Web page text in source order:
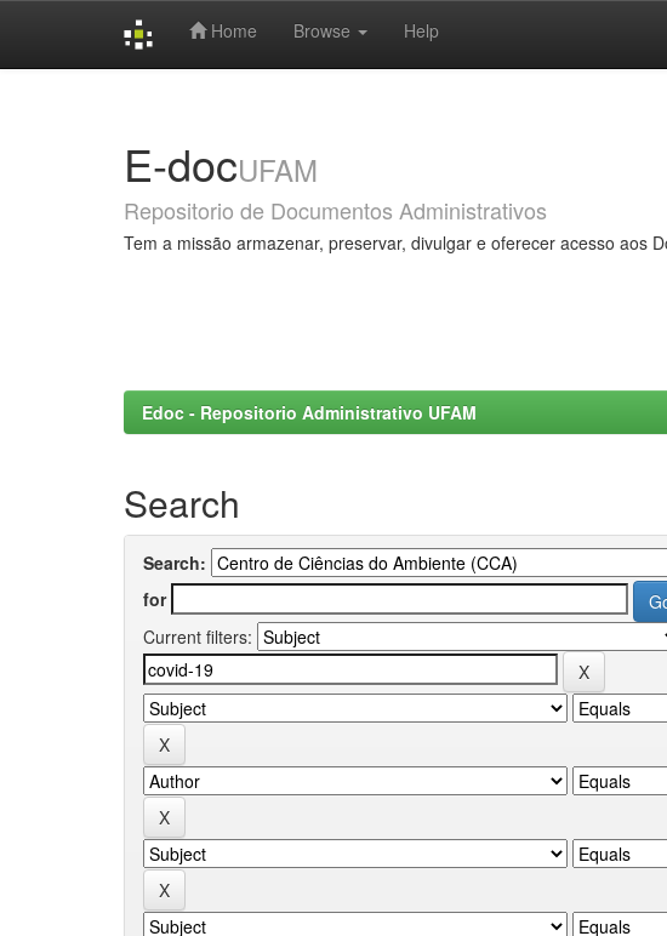
Home Browse Help
E-docUFAM
Repositorio de Documentos Administrativos
Tem a missão armazenar, preservar, divulgar e oferecer acesso aos
Edoc - Repositorio Administrativo UFAM
Search
Search:
for
Current filters: